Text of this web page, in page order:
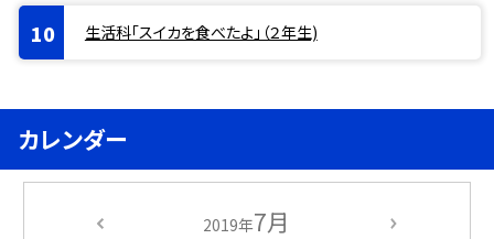
生活科「スイカを食べたよ」（２年生)
カレンダー
2019年7月